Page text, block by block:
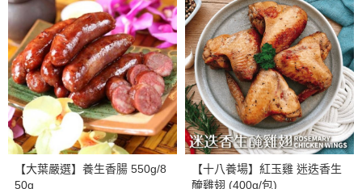
【大葉嚴選】養生香腸 550g/8
50g
【十八養場】紅玉雞 迷迭香生
醃雞翅 (400g/包)